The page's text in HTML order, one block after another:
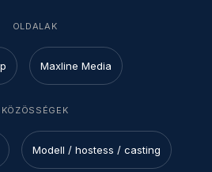
OLDALAK
Maxline Media
KÖZÖSSÉGEK
Modell / hostess / casting